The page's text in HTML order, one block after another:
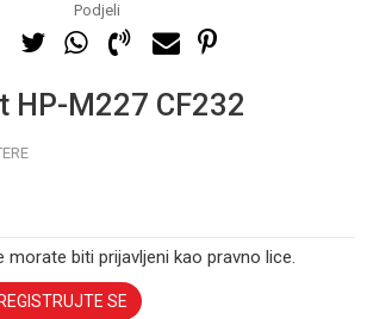
Podjeli
HP-M227 CF232
morate biti prijavljeni kao pravno lice.
REGISTRUJTE SE